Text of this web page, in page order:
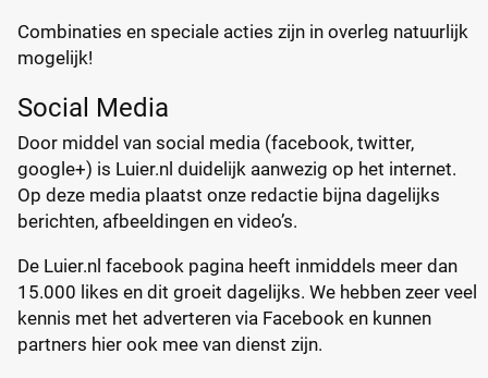
Combinaties en speciale acties zijn in overleg natuurlijk
mogelijk!
Social Media
Door middel van social media (facebook, twitter,
google+) is Luier.nl duidelijk aanwezig op het internet.
Op deze media plaatst onze redactie bijna dagelijks
berichten, afbeeldingen en video’s.
De Luier.nl facebook pagina heeft inmiddels meer dan
15.000 likes en dit groeit dagelijks. We hebben zeer veel
kennis met het adverteren via Facebook en kunnen
partners hier ook mee van dienst zijn.